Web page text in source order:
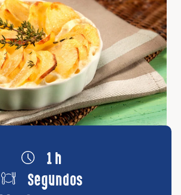
1 h
Segundos